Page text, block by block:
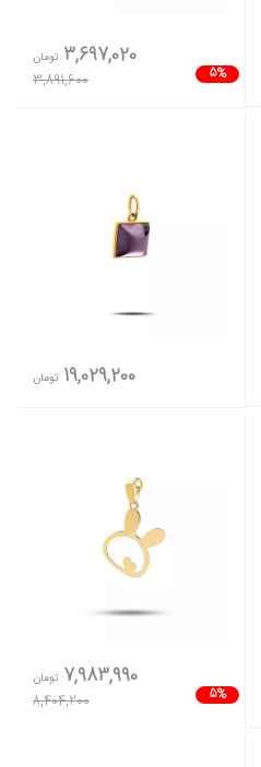
5%
3,697,020 تومان
3,891,600
19,029,200 تومان
5%
7,983,990 تومان
8,404,200